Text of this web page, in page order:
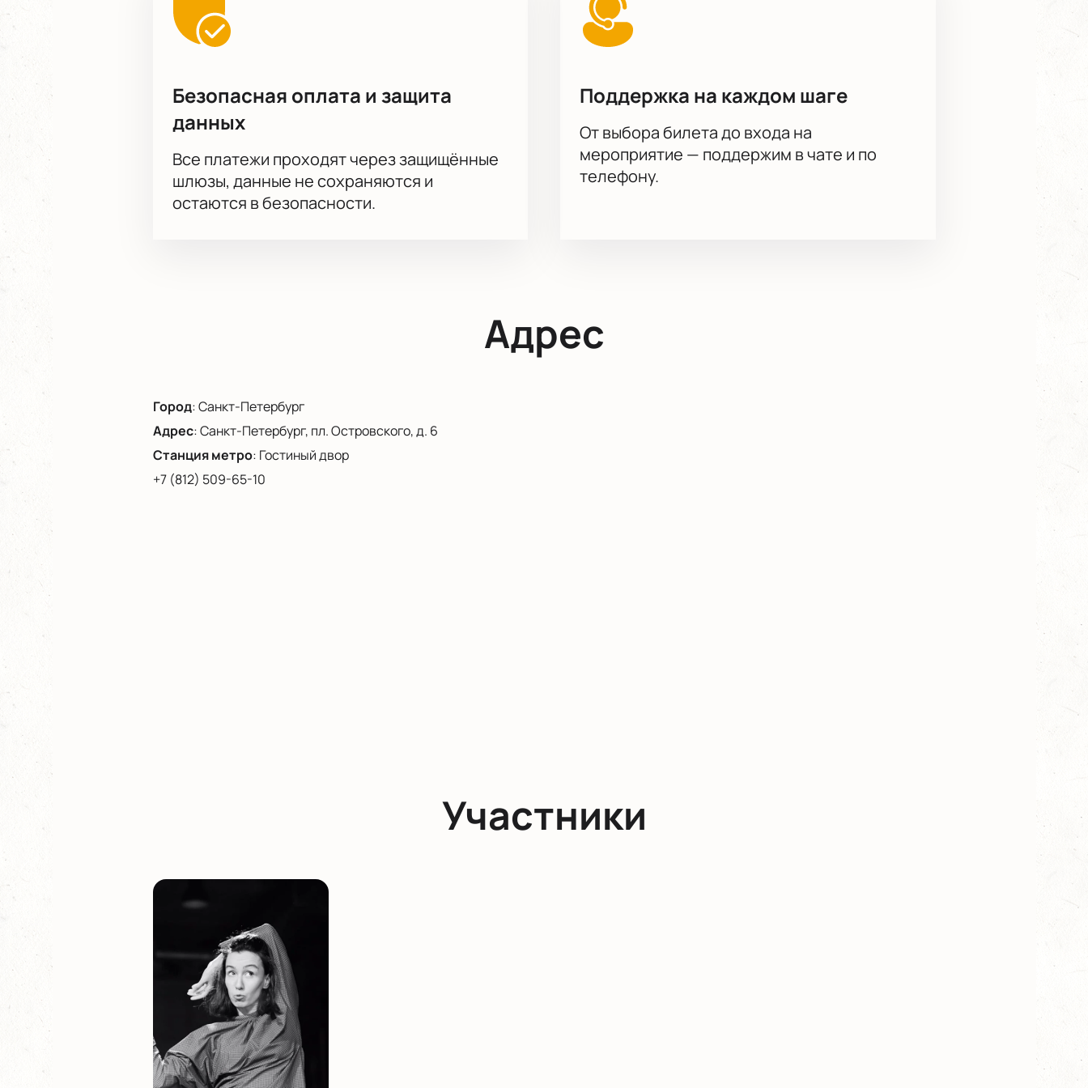
Безопасная оплата и защита
данных
Все платежи проходят через защищённые
шлюзы, данные не сохраняются и
остаются в безопасности.
Поддержка на каждом шаге
От выбора билета до входа на
мероприятие — поддержим в чате и по
телефону.
Адрес
Город:Санкт-Петербург
Адрес:Санкт-Петербург, пл. Островского, д. 6
Станция метро: Гостиный двор
+7 (812) 509-65-10
Участники